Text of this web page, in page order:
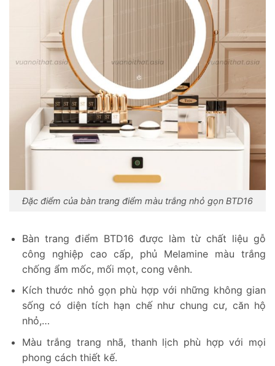
Đặc điểm của bàn trang điểm màu trắng nhỏ gọn BTD16
Bàn trang điểm BTD16 được làm từ chất liệu gỗ
công nghiệp cao cấp, phủ Melamine màu trắng
chống ẩm mốc, mối mọt, cong vênh.
Kích thước nhỏ gọn phù hợp với những không gian
sống có diện tích hạn chế như chung cư, căn hộ
nhỏ,…
Màu trắng trang nhã, thanh lịch phù hợp với mọi
phong cách thiết kế.